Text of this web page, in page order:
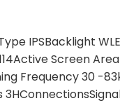
IPSBacklight
Screen
Frequency 30 -